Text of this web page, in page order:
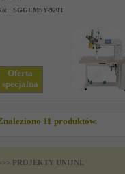
SGGEMSY-920T
Oferta
specjalna
11 produktów.
>>> PROJEKTY UNIJNE